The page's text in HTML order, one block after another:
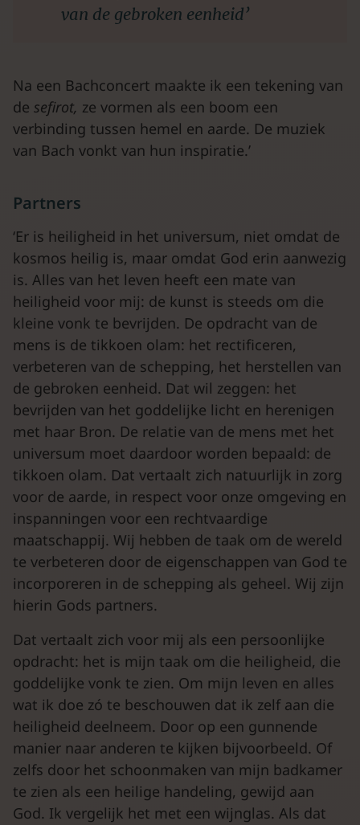
van de gebroken eenheid’
Na een Bachconcert maakte ik een tekening van
de sefirot, ze vormen als een boom een
verbinding tussen hemel en aarde. De muziek
van Bach vonkt van hun inspiratie.’
Partners
‘Er is heiligheid in het universum, niet omdat de
kosmos heilig is, maar omdat God erin aanwezig
is. Alles van het leven heeft een mate van
heiligheid voor mij: de kunst is steeds om die
kleine vonk te bevrijden. De opdracht van de
mens is de tikkoen olam: het rectificeren,
verbeteren van de schepping, het herstellen van
de gebroken eenheid. Dat wil zeggen: het
bevrijden van het goddelijke licht en herenigen
met haar Bron. De relatie van de mens met het
universum moet daardoor worden bepaald: de
tikkoen olam. Dat vertaalt zich natuurlijk in zorg
voor de aarde, in respect voor onze omgeving en
inspanningen voor een rechtvaardige
maatschappij. Wij hebben de taak om de wereld
te verbeteren door de eigenschappen van God te
incorporeren in de schepping als geheel. Wij zijn
hierin Gods partners.
Dat vertaalt zich voor mij als een persoonlijke
opdracht: het is mijn taak om die heiligheid, die
goddelijke vonk te zien. Om mijn leven en alles
wat ik doe zó te beschouwen dat ik zelf aan die
heiligheid deelneem. Door op een gunnende
manier naar anderen te kijken bijvoorbeeld. Of
zelfs door het schoonmaken van mijn badkamer
te zien als een heilige handeling, gewijd aan
God. Ik vergelijk het met een wijnglas. Als dat